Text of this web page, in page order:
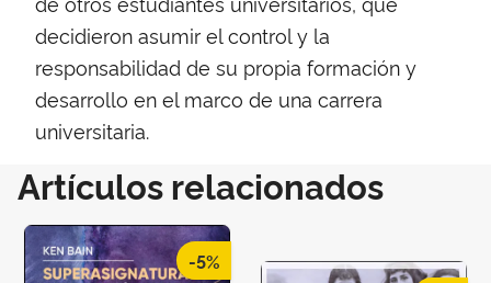
decidieron asumir el control y la
responsabilidad de su propia formación y
desarrollo en el marco de una carrera
universitaria.
Artículos relacionados
-5%